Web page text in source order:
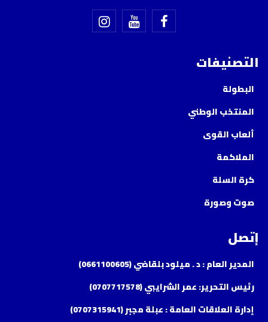
التصنيفات
البطولة
المنتخب الوطني
ألعاب القوى
الملاكمة
كرة السلة
صوت وصورة
إتصل
المدير العام : د . ميلود بلقاضي (0661100605)
رئيس التحرير: عمر الشرايبي (0707717578)
إدارة العلاقات العامة : عبلة مجبر (0707315941)